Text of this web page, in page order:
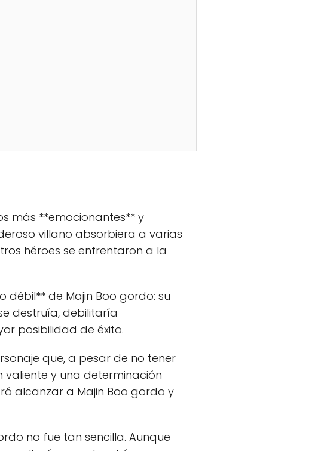
más **emocionantes** y
villano absorbiera a varias
héroes se enfrentaron a la
débil** de Majin Boo gordo: su
destruía, debilitaría
posibilidad de éxito.
que, a pesar de no tener
y una determinación
alcanzar a Majin Boo gordo y
no fue tan sencilla. Aunque